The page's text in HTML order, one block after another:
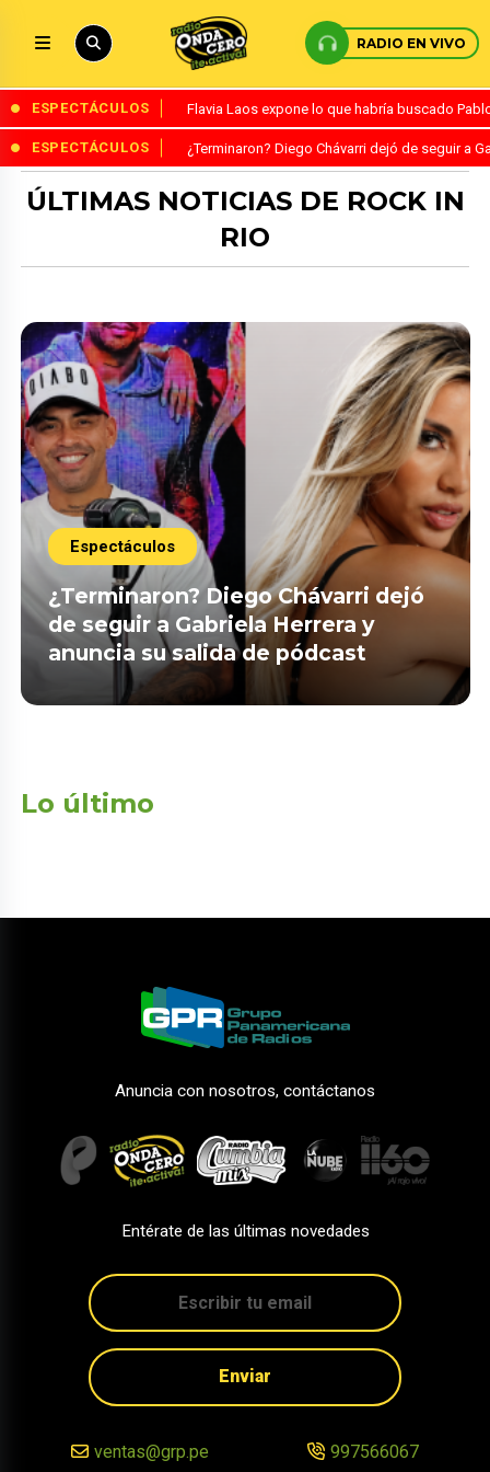
RADIO EN VIVO
ESPECTÁCULOS Flavia Laos expone lo que habría buscado
ESPECTÁCULOS ¿Terminaron? Diego Chávarri dejó de seguir a
ÚLTIMAS NOTICIAS DE ROCK IN
RIO
Espectáculos
¿Terminaron? Diego Chávarri dejó
de seguir a Gabriela Herrera y
anuncia su salida de pódcast
Lo último
Anuncia con nosotros, contáctanos
Entérate de las últimas novedades
Enviar
ventas@grp.pe 997566067